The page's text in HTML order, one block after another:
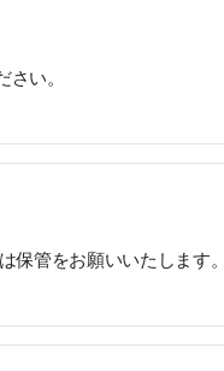
い。
保管をお願いいたします